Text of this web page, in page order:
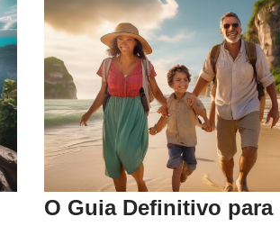
O Guia Definitivo para